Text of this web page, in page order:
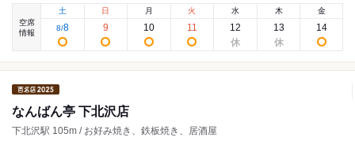
空席
情報
土
8/8
日
9
月
10
火
11
水
12
木
13
金
14
なんばん亭 下北沢店
下北沢駅 105m / お好み焼き、鉄板焼き、居酒屋